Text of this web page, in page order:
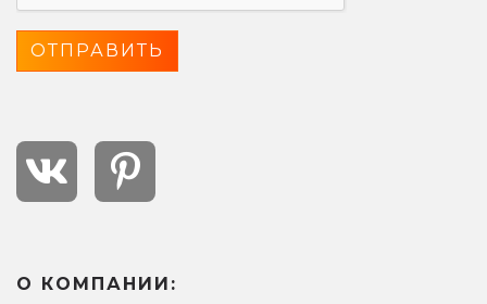
О КОМПАНИИ: